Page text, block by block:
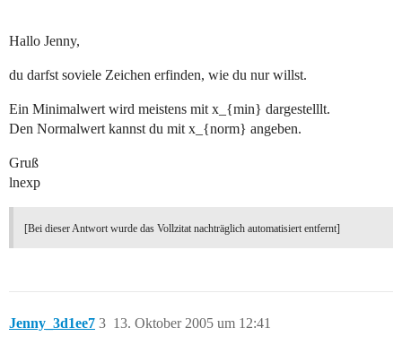
Hallo Jenny,
du darfst soviele Zeichen erfinden, wie du nur willst.
Ein Minimalwert wird meistens mit x_{min} dargestelllt.
Den Normalwert kannst du mit x_{norm} angeben.
Gruß
lnexp
[Bei dieser Antwort wurde das Vollzitat nachträglich automatisiert entfernt]
Jenny_3d1ee7 13. Oktober 2005 um 12:41
3